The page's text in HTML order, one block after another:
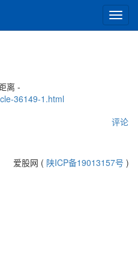
切
换
离 -
36149-1.html
评论
爱股网 ( 陕ICP备19013157号 )